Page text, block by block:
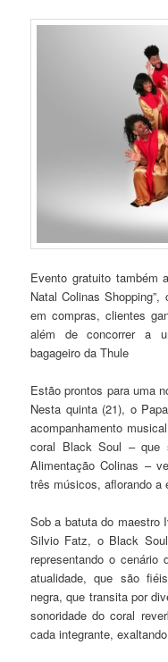
Evento gratuito também
Natal Colinas
em compras, clientes
além de concorrer a
bagageiro da Thule
Estão prontos para uma
Nesta quinta (21), o
acompanhamento
coral Black Soul – que
Alimentação Colinas –
três músicos, aflorando a
Sob a batuta do maestro
Silvio Fatz, o Black
representando o
atualidade, que são
negra, que transita por
sonoridade do coral
cada integrante,